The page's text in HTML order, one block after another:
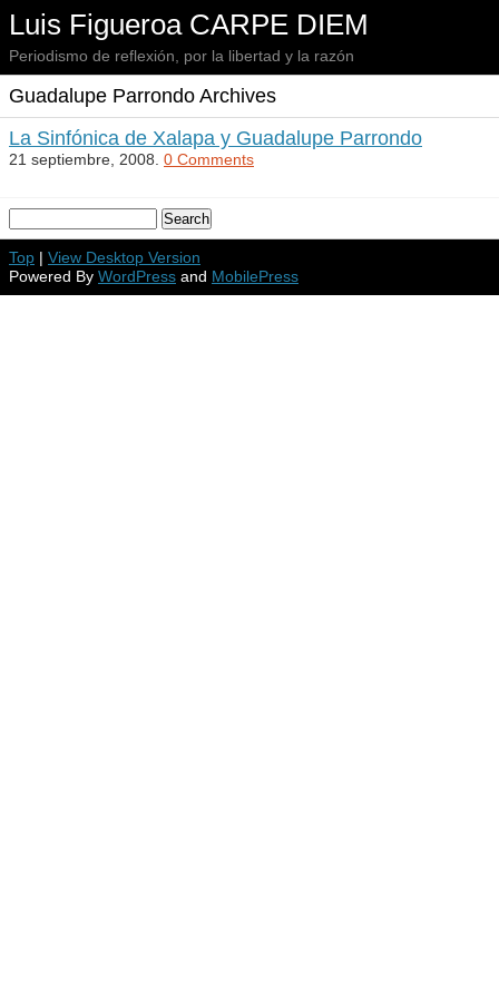
Luis Figueroa CARPE DIEM
Periodismo de reflexión, por la libertad y la razón
Guadalupe Parrondo Archives
La Sinfónica de Xalapa y Guadalupe Parrondo
21 septiembre, 2008. 0 Comments
Top | View Desktop Version
Powered By WordPress and MobilePress